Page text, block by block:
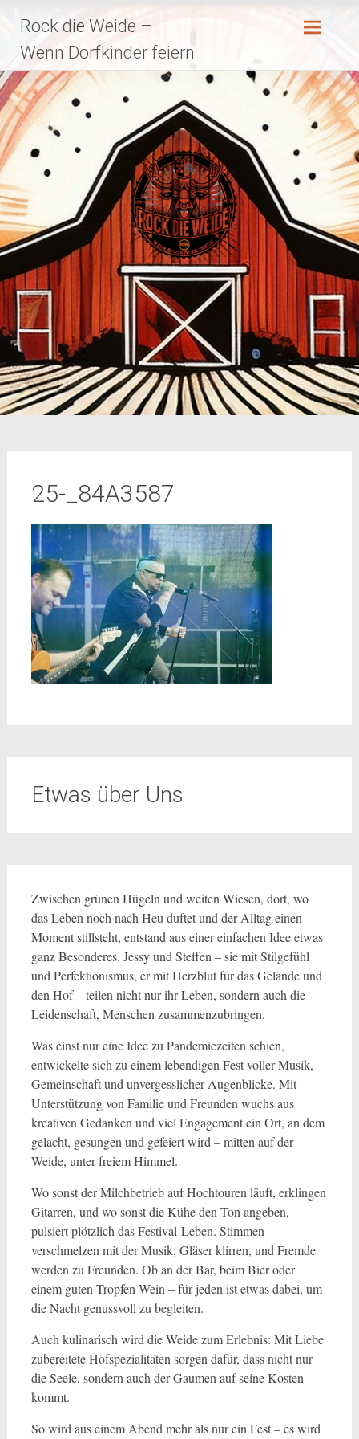
Inhalt
springen
Rock die Weide –
Wenn Dorfkinder feiern
25-_84A3587
Etwas über Uns
Zwischen grünen Hügeln und weiten Wiesen, dort, wo
das Leben noch nach Heu duftet und der Alltag einen
Moment stillsteht, entstand aus einer einfachen Idee etwas
ganz Besonderes. Jessy und Steffen – sie mit Stilgefühl
und Perfektionismus, er mit Herzblut für das Gelände und
den Hof – teilen nicht nur ihr Leben, sondern auch die
Leidenschaft, Menschen zusammenzubringen.
Was einst nur eine Idee zu Pandemiezeiten schien,
entwickelte sich zu einem lebendigen Fest voller Musik,
Gemeinschaft und unvergesslicher Augenblicke. Mit
Unterstützung von Familie und Freunden wuchs aus
kreativen Gedanken und viel Engagement ein Ort, an dem
gelacht, gesungen und gefeiert wird – mitten auf der
Weide, unter freiem Himmel.
Wo sonst der Milchbetrieb auf Hochtouren läuft, erklingen
Gitarren, und wo sonst die Kühe den Ton angeben,
pulsiert plötzlich das Festival-Leben. Stimmen
verschmelzen mit der Musik, Gläser klirren, und Fremde
werden zu Freunden. Ob an der Bar, beim Bier oder
einem guten Tropfen Wein – für jeden ist etwas dabei, um
die Nacht genussvoll zu begleiten.
Auch kulinarisch wird die Weide zum Erlebnis: Mit Liebe
zubereitete Hofspezialitäten sorgen dafür, dass nicht nur
die Seele, sondern auch der Gaumen auf seine Kosten
kommt.
So wird aus einem Abend mehr als nur ein Fest – es wird